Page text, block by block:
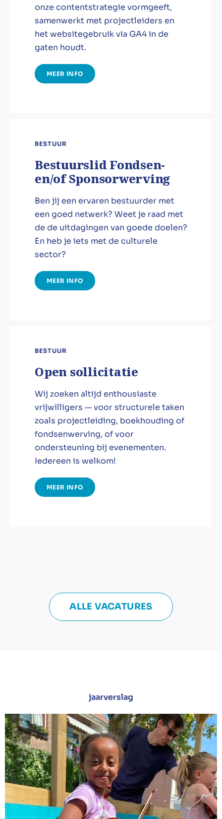
onze contentstrategie vormgeeft,
samenwerkt met projectleiders en
het websitegebruik via GA4 in de
gaten houdt.
MEER INFO
BESTUUR
Bestuurslid Fondsen-
en/of Sponsorwerving
Ben jij een ervaren bestuurder met
een goed netwerk? Weet je raad met
de de uitdagingen van goede doelen?
En heb je iets met de culturele
sector?
MEER INFO
BESTUUR
Open sollicitatie
Wij zoeken altijd enthousiaste
vrijwilligers — voor structurele taken
zoals projectleiding, boekhouding of
fondsenwerving, of voor
ondersteuning bij evenementen.
Iedereen is welkom!
MEER INFO
ALLE VACATURES
jaarverslag